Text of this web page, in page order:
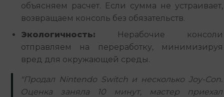
объясняем расчет. Если сумма не устраивает,
возвращаем консоль без обязательств.
Экологичность: Нерабочие консоли
отправляем на переработку, минимизируя
вред для окружающей среды.
"Продал Nintendo Switch и несколько Joy-Con.
Оценка заняла 10 минут, мастер приехал